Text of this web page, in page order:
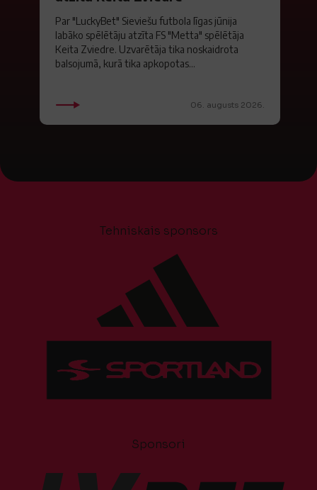
Par "LuckyBet" Sieviešu futbola līgas jūnija
labāko spēlētāju atzīta FS "Metta" spēlētāja
Keita Zviedre. Uzvarētāja tika noskaidrota
balsojumā, kurā tika apkopotas...
06. augusts 2026.
Tehniskais sponsors
Sponsori